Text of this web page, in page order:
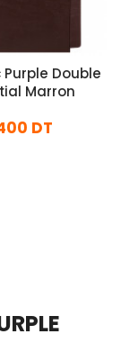
Purple Double
Marron
DT